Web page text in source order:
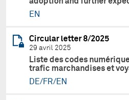
EN
Circular letter 8/2025
29 avril 2025
Liste des codes
trafic marchandises et
DE/FR/EN